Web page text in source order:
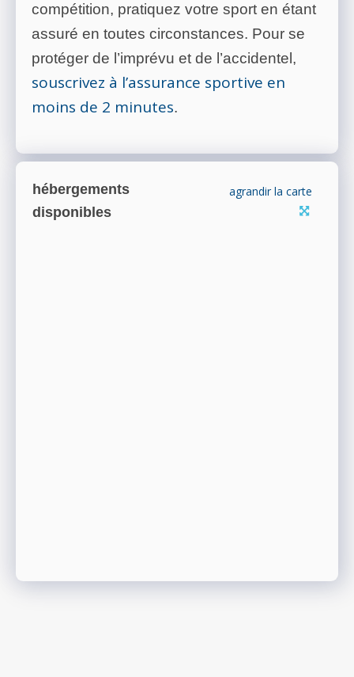
compétition, pratiquez votre sport en étant
assuré en toutes circonstances. Pour se
protéger de l’imprévu et de l’accidentel,
souscrivez à l’assurance sportive en
moins de 2 minutes.
hébergements
disponibles
agrandir la carte